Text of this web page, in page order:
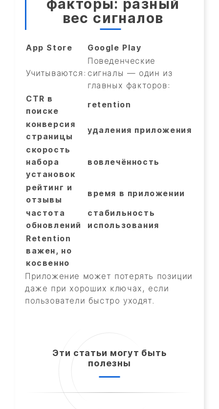
факторы: разный
вес сигналов
App Store Google Play
Учитываются:
Поведенческие
сигналы — один из
главных факторов:
CTR в
поиске
retention
конверсия
страницы
удаления приложения
скорость
набора
установок
вовлечённость
рейтинг и
отзывы
время в приложении
частота
обновлений
стабильность
использования
Retention
важен, но
косвенно
Приложение может потерять позиции
даже при хороших ключах, если
пользователи быстро уходят.
Эти статьи могут быть
полезны